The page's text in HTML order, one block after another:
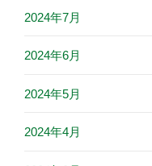
2024年7月
2024年6月
2024年5月
2024年4月